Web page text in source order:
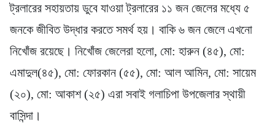
ট্রলারের সহায়তায় ডুবে যাওয়া ট্রলারের ১১ জন জেলের মধ্যে ৫
জনকে জীবিত উদ্ধার করতে সমর্থ হয়। বাকি ৬ জন জেলে এখনো
নিখোঁজ রয়েছে। নিখোঁজ জেলেরা হলো, মো: হারুন (৪৫), মো:
এমাদুল(৪৫), মো: ফোরকান (৫৫), মো: আল আমিন, মো: সায়েম
(২০), মো: আকাশ (২৫) এরা সবাই গলাচিপা উপজেলার স্থায়ী
বাসিন্দা।